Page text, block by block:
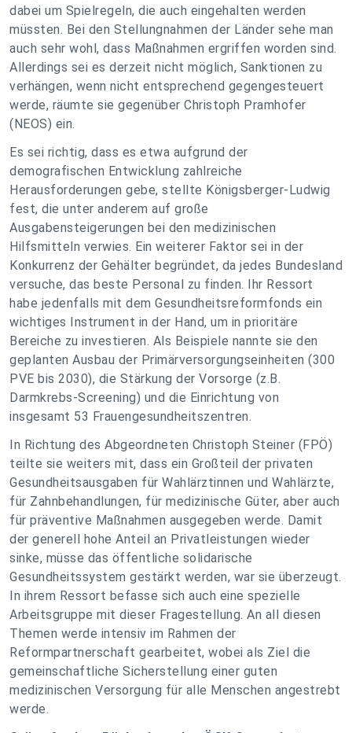
dabei um Spielregeln, die auch eingehalten werden
müssten. Bei den Stellungnahmen der Länder sehe man
auch sehr wohl, dass Maßnahmen ergriffen worden sind.
Allerdings sei es derzeit nicht möglich, Sanktionen zu
verhängen, wenn nicht entsprechend gegengesteuert
werde, räumte sie gegenüber Christoph Pramhofer
(NEOS) ein.
Es sei richtig, dass es etwa aufgrund der
demografischen Entwicklung zahlreiche
Herausforderungen gebe, stellte Königsberger-Ludwig
fest, die unter anderem auf große
Ausgabensteigerungen bei den medizinischen
Hilfsmitteln verwies. Ein weiterer Faktor sei in der
Konkurrenz der Gehälter begründet, da jedes Bundesland
versuche, das beste Personal zu finden. Ihr Ressort
habe jedenfalls mit dem Gesundheitsreformfonds ein
wichtiges Instrument in der Hand, um in prioritäre
Bereiche zu investieren. Als Beispiele nannte sie den
geplanten Ausbau der Primärversorgungseinheiten (300
PVE bis 2030), die Stärkung der Vorsorge (z.B.
Darmkrebs-Screening) und die Einrichtung von
insgesamt 53 Frauengesundheitszentren.
In Richtung des Abgeordneten Christoph Steiner (FPÖ)
teilte sie weiters mit, dass ein Großteil der privaten
Gesundheitsausgaben für Wahlärztinnen und Wahlärzte,
für Zahnbehandlungen, für medizinische Güter, aber auch
für präventive Maßnahmen ausgegeben werde. Damit
der generell hohe Anteil an Privatleistungen wieder
sinke, müsse das öffentliche solidarische
Gesundheitssystem gestärkt werden, war sie überzeugt.
In ihrem Ressort befasse sich auch eine spezielle
Arbeitsgruppe mit dieser Fragestellung. An all diesen
Themen werde intensiv im Rahmen der
Reformpartnerschaft gearbeitet, wobei als Ziel die
gemeinschaftliche Sicherstellung einer guten
medizinischen Versorgung für alle Menschen angestrebt
werde.